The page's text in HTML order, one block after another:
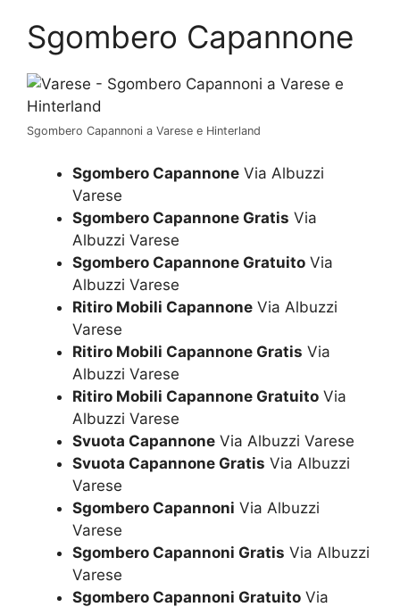
Sgombero Capannone
Sgombero Capannoni a Varese e Hinterland
Sgombero Capannone Via Albuzzi
Varese
Sgombero Capannone Gratis Via
Albuzzi Varese
Sgombero Capannone Gratuito Via
Albuzzi Varese
Ritiro Mobili Capannone Via Albuzzi
Varese
Ritiro Mobili Capannone Gratis Via
Albuzzi Varese
Ritiro Mobili Capannone Gratuito Via
Albuzzi Varese
Svuota Capannone Via Albuzzi Varese
Svuota Capannone Gratis Via Albuzzi
Varese
Sgombero Capannoni Via Albuzzi
Varese
Sgombero Capannoni Gratis Via Albuzzi
Varese
Sgombero Capannoni Gratuito Via